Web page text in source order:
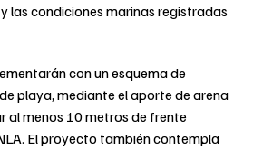
las condiciones marinas registradas
con un esquema de
playa, mediante el aporte de arena
al menos 10 metros de frente
El proyecto también contempla